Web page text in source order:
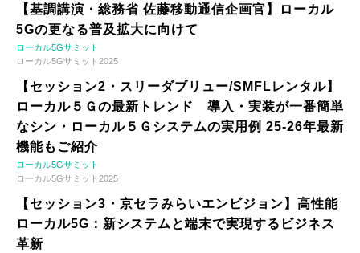
【基調講演・総務省 佐藤移動通信企画官】ローカル
5Gの更なる普及拡大に向けて
ローカル5Gサミット
ローカル5Gサミット2025
【セッション2・スリーダブリュー/SMFLレンタル】
ローカル５Ｇの最新トレンド 導入・実装が一番簡単
なシン・ローカル５Ｇシステムの実用例 25-26年最新
機能もご紹介
ローカル5Gサミット
ローカル5Gサミット2025
【セッション3・京セラみらいエンビジョン】高性能
ローカル5G：新システムと端末で実現するビジネス
革新